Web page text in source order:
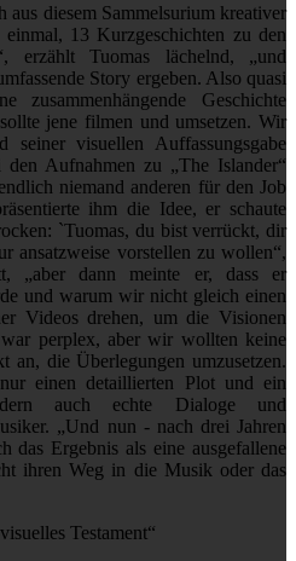
aus diesem Sammelsurium kreativer
einmal, 13 Kurzgeschichten zu den
erzählt Tuomas lächelnd, „und
Story ergeben. Also quasi
Geschichte
jene filmen und umsetzen. Wir
visuellen Auffassungsgabe
Aufnahmen zu „The Islander“
niemand anderen für den Job
ihm die Idee, er schaute
`Tuomas, du bist verrückt, dir
ansatzweise vorstellen zu wollen“,
„aber dann meinte er, dass er
und warum wir nicht gleich einen
Videos drehen, um die Visionen
perplex, aber wir wollten keine
an, die Überlegungen umzusetzen.
einen detaillierten Plot und ein
auch echte Dialoge und
„Und nun - nach drei Jahren
das Ergebnis als eine ausgefallene
ihren Weg in die Musik oder das
Testament“